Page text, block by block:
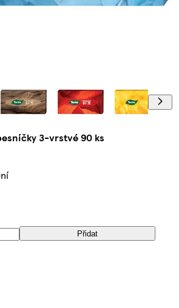
3-vrstvé 90 ks
Přidat